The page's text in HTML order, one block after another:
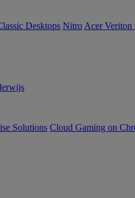
Desktops Nitro Acer Veriton
Solutions Cloud Gaming on